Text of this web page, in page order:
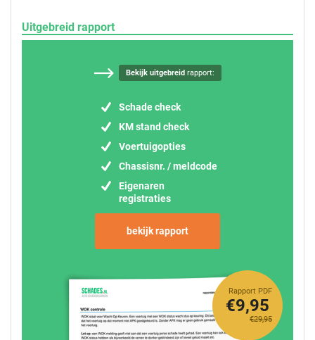
Uitgebreid rapport
Bekijk uitgebreidrapport:
Schade check
KM stand check
Voertuigopties
Chassisnr. / meldcode
Eigenaren
registraties
bekijk rapport
Rapport PDF
€29,95
€9,95